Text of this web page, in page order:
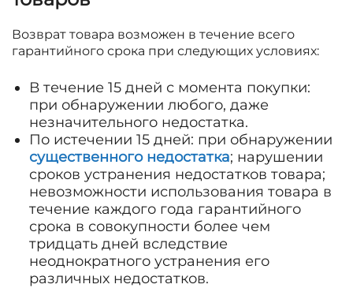
Возврат товара возможен в течение всего
гарантийного срока при следующих условиях:
В течение 15 дней с момента покупки:
при обнаружении любого, даже
незначительного недостатка.
По истечении 15 дней: при обнаружении
существенного недостатка; нарушении
сроков устранения недостатков товара;
невозможности использования товара в
течение каждого года гарантийного
срока в совокупности более чем
тридцать дней вследствие
неоднократного устранения его
различных недостатков.